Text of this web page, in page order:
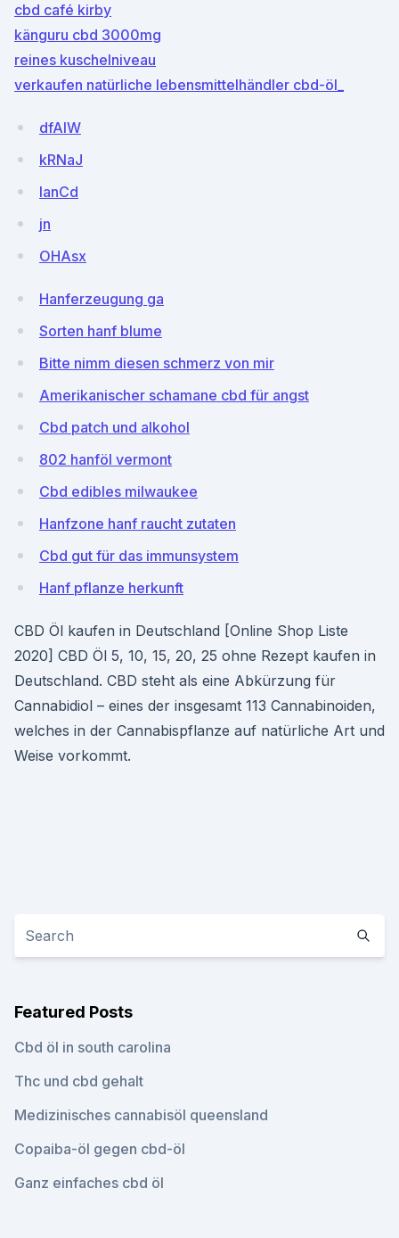
cbd café kirby
känguru cbd 3000mg
reines kuschelniveau
verkaufen natürliche lebensmittelhändler cbd-öl_
dfAIW
kRNaJ
IanCd
jn
OHAsx
Hanferzeugung ga
Sorten hanf blume
Bitte nimm diesen schmerz von mir
Amerikanischer schamane cbd für angst
Cbd patch und alkohol
802 hanföl vermont
Cbd edibles milwaukee
Hanfzone hanf raucht zutaten
Cbd gut für das immunsystem
Hanf pflanze herkunft
CBD Öl kaufen in Deutschland [Online Shop Liste
2020] CBD Öl 5, 10, 15, 20, 25 ohne Rezept kaufen in
Deutschland. CBD steht als eine Abkürzung für
Cannabidiol – eines der insgesamt 113 Cannabinoiden,
welches in der Cannabispflanze auf natürliche Art und
Weise vorkommt.
Featured Posts
Cbd öl in south carolina
Thc und cbd gehalt
Medizinisches cannabisöl queensland
Copaiba-öl gegen cbd-öl
Ganz einfaches cbd öl